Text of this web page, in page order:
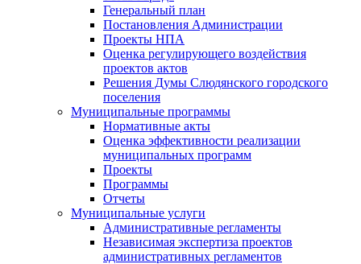
Генеральный план
Постановления Администрации
Проекты НПА
Оценка регулирующего воздействия
проектов актов
Решения Думы Слюдянского городского
поселения
Муниципальные программы
Нормативные акты
Оценка эффективности реализации
муниципальных программ
Проекты
Программы
Отчеты
Муниципальные услуги
Административные регламенты
Независимая экспертиза проектов
административных регламентов